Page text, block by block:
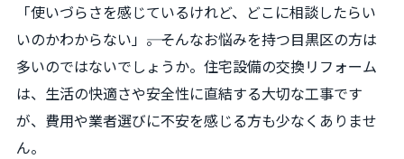
「使いづらさを感じているけれど、どこに相談したらい
いのかわからない」――。そんなお悩みを持つ目黒区の方は
多いのではないでしょうか。住宅設備の交換リフォーム
は、生活の快適さや安全性に直結する大切な工事です
が、費用や業者選びに不安を感じる方も少なくありませ
ん。